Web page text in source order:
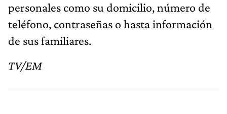
personales como su domicilio, número de
teléfono, contraseñas o hasta información
de sus familiares.
TV/EM